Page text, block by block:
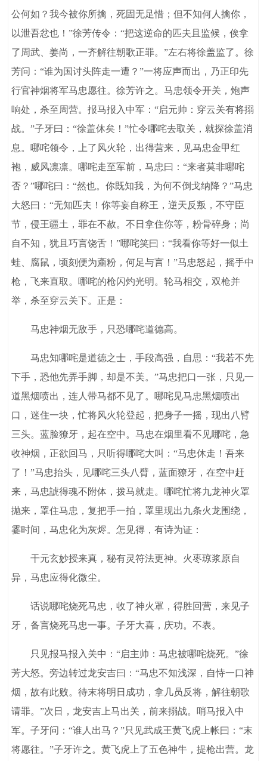
公何如？我今被你所擒，死固无足惜；但不知何人擒你，
以泄吾忿也！”徐芳传令：“把这逆命的匹夫且监候，俟拿
了周武、姜尚，一齐解往朝歌正罪。”左右将徐盖监了。徐
芳问：“谁为国讨头阵走一遭？”一将应声而出，乃正印先
行官神烟将军马忠愿往。徐芳许之。马忠领令开关，炮声
响处，杀至周营。报马报入中军：“启元帅：穿云关有将搦
战。”子牙曰：“徐盖休矣！”忙令哪咤去取关，就探徐盖消
息。哪咤领令，上了风火轮，出得营来，见马忠金甲红
袍，威风凛凛。哪咤走至军前，马忠曰：“来者莫非哪咤
否？”哪咤曰：“然也。你既知我，为何不倒戈纳降？”马忠
大怒曰：“无知匹夫！你等妄自称王，逆天反叛，不守臣
节，侵王疆土，罪在不赦。不日拿住你等，粉骨碎身；尚
自不知，犹且巧言饶舌！”哪咤笑曰：“我看你等好一似土
蛙、腐鼠，顷刻便为齑粉，何足与言！”马忠怒起，摇手中
枪，飞来直取。哪咤的枪闪灼光明。轮马相交，双枪并
举，杀至穿云关下。正是：
马忠神烟无敌手，只恐哪咤道德高。
马忠知哪咤是道德之士，手段高强，自思：“我若不先
下手，恐他先弄手脚，却是不美。”马忠把口一张，只见一
道黑烟喷出，连人带马都不见了。哪咤见马忠黑烟喷出
口，迷住一块，忙将风火轮登起，把身子一摇，现出八臂
三头。蓝脸獠牙，起在空中。马忠在烟里看不见哪咤，急
收神烟，正欲回马，只听得哪咤大叫：“马忠休走！吾来
了！”马忠抬头，见哪咤三头八臂，蓝面獠牙，在空中赶
来，马忠諕得魂不附体，拨马就走。哪咤忙将九龙神火罩
抛来，罩住马忠，复把手一拍，罩里现出九条火龙围绕，
霎时间，马忠化为灰烬。怎见得，有诗为证：
干元玄妙授来真，秘有灵符法更神。火枣琼浆原自
异，马忠应得化微尘。
话说哪咤烧死马忠，收了神火罩，得胜回营，来见子
牙，备言烧死马忠一事。子牙大喜，庆功。不表。
只见报马报入关中：“启主帅：马忠被哪咤烧死。”徐
芳大怒。旁边转过龙安吉曰：“马忠不知浅深，自恃一口神
烟，故有此败。待末将明日成功，拿几员反将，解往朝歌
请罪。”次日，龙安吉上马出关，前来搦战。哨马报入中
军。子牙问：“谁人出马？”只见武成王黄飞虎上帐曰：“末
将愿往。”子牙许之。黄飞虎上了五色神牛，提枪出营。龙